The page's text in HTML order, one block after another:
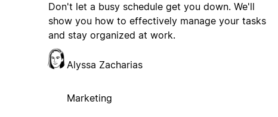
Don't let a busy schedule get you down. We'll
show you how to effectively manage your tasks
and stay organized at work.
Alyssa Zacharias
Marketing